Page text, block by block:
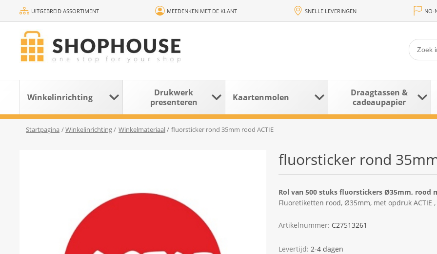
UITGEBREID ASSORTIMENT MEEDENKEN MET DE KLANT SNELLE LEVERINGEN NO-
Winkelinrichting
Drukwerk
presenteren
Kaartenmolen
Draagtassen &
cadeaupapier
Startpagina /Winkelinrichting/ Winkelmateriaal / fluorsticker rond 35mm rood ACTIE
fluorsticker rond
Rol van 500 stuks fluorstickers Ø35mm, rood
Fluoretiketten rood, Ø35mm, met opdruk ACTIE
Artikelnummer: C27513261
Levertijd: 2-4 dagen